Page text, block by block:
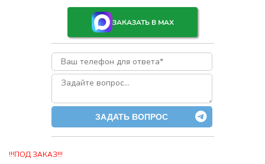
ЗАКАЗАТЬ В MAX
ЗАДАТЬ ВОПРОС
!!!ПОД ЗАКАЗ!!!